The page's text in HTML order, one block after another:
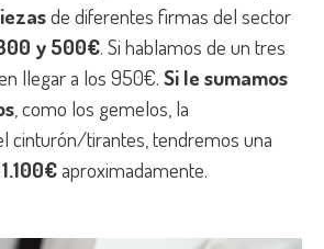
de diferentes firmas del sector
y 500€. Si hablamos de un tres
llegar a los 950€. Si le sumamos
, como los gemelos, la
cinturón/tirantes, tendremos una
1.100€aproximadamente.